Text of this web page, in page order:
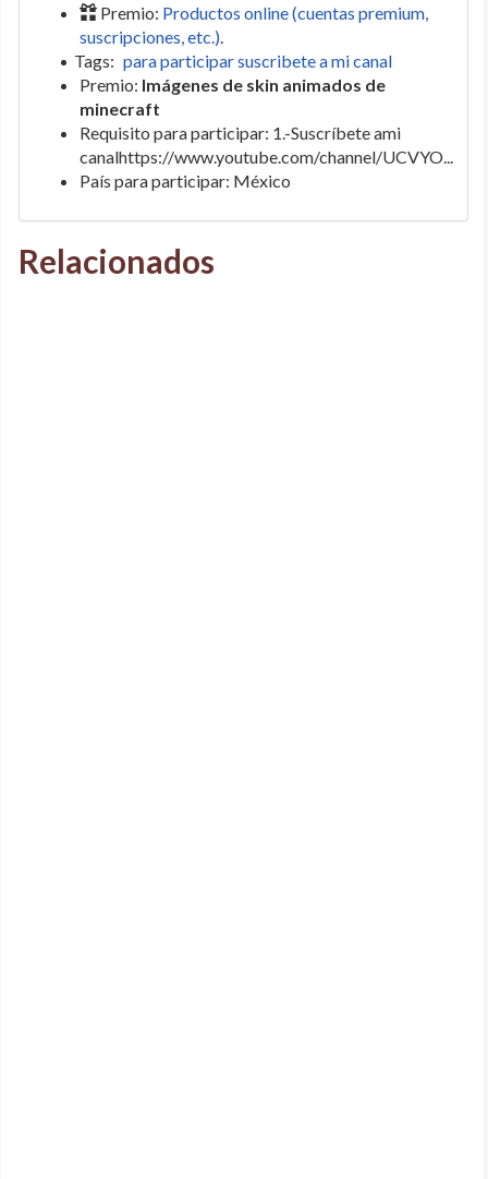
Premio: Productos online (cuentas premium,
suscripciones, etc.).
Tags: para participar suscribete a mi canal
Premio: Imágenes de skin animados de
minecraft
Requisito para participar: 1.-Suscríbete ami
canalhttps://www.youtube.com/channel/UCVYO...
País para participar: México
Relacionados